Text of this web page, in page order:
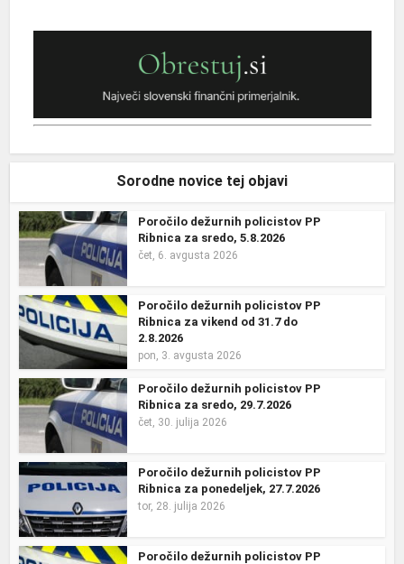
Sorodne novice tej objavi
Poročilo dežurnih policistov PP
Ribnica za sredo, 5.8.2026
čet, 6. avgusta 2026
Poročilo dežurnih policistov PP
Ribnica za vikend od 31.7 do
2.8.2026
pon, 3. avgusta 2026
Poročilo dežurnih policistov PP
Ribnica za sredo, 29.7.2026
čet, 30. julija 2026
Poročilo dežurnih policistov PP
Ribnica za ponedeljek, 27.7.2026
tor, 28. julija 2026
Poročilo dežurnih policistov PP